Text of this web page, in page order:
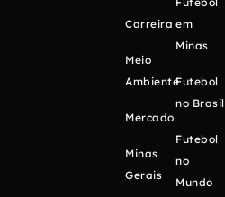
Carreira
Meio
Ambiente
Mercado
Minas
Gerais
em
Minas
Futebol
no Brasil
Futebol
no
Mundo